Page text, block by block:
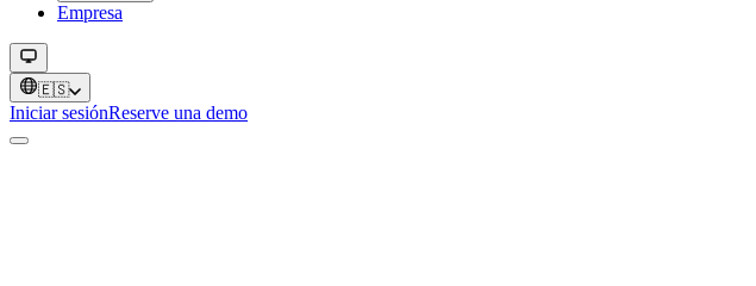
Empresa
🇪🇸
Iniciar sesiónReserve una demo